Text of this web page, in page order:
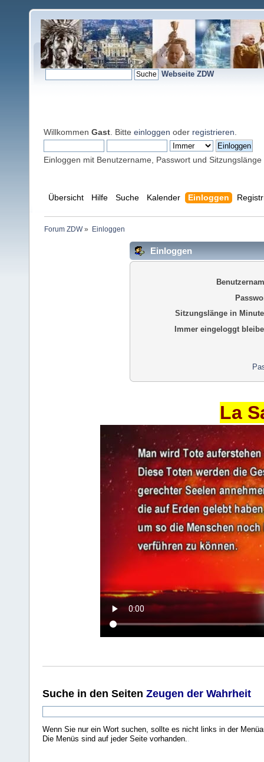
Webseite ZDW
Willkommen Gast . Bitte einloggen oder registrieren
Einloggen mit Benutzername, Passwort und Sitzungslänge
Übersicht Hilfe Suche Kalender Einloggen
Forum ZDW» Einloggen
Einloggen
Sitzungslänge in
Immer eingeloggt
La
Suche in den Seiten Zeugen der Wahrheit
Wenn Sie nur ein Wort suchen, sollte es nicht links in der
Die Menüs sind auf jeder Seite vorhanden.